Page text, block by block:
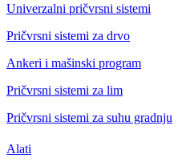
Univerzalni pričvrsni sistemi
Pričvrsni sistemi za drvo
Ankeri i mašinski program
Pričvrsni sistemi za lim
Pričvrsni sistemi za suhu gradnju
Alati